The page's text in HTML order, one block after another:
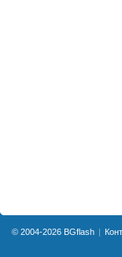
© 2004-2026 BGflash